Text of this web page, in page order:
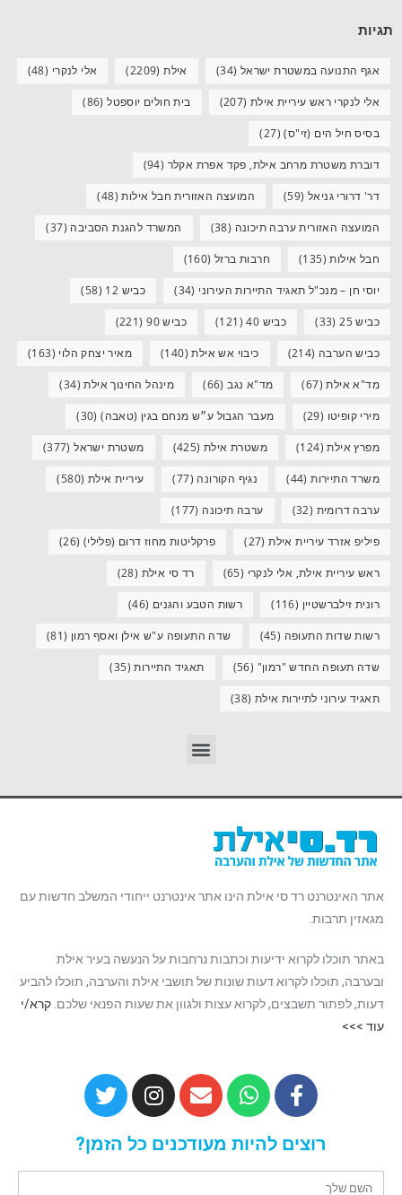
תגיות
אגף התנועה במשטרת ישראל (34) אילת(2209) אלי לנקרי (48)
אלי לנקרי ראש עיריית אילת (207) בית חולים יוספטל(86)
בסיס חיל הים (זי"ס)(27)
דוברת משטרת מרחב אילת, פקד אפרת אקלר (94)
דר' דרורי גניאל (59) המועצה האזורית חבל אילות(48)
המועצה האזורית ערבה תיכונה (38) המשרד להגנת הסביבה (37)
חבל אילות(135) חרבות ברזל (160)
יוסי חן – מנכ"ל תאגיד התיירות העירוני (34) כביש 12 (58)
כביש 25 (33) כביש 40 (121) כביש 90 (221)
כביש הערבה (214) כיבוי אש אילת(140) מאיר יצחק הלוי (163)
מד"א אילת(67) מד"א נגב(66) מינהל החינוך אילת(34)
מירי קופיטו (29) מעבר הגבול ע״ש מנחם בגין (טאבה)(30)
מפרץ אילת(124) משטרת אילת (425) משטרת ישראל(377)
משרד התיירות(44) נגיף הקורונה (77) עיריית אילת (580)
ערבה דרומית (32) ערבה תיכונה (177)
פיליפ אזרד עיריית אילת(27) פרקליטות מחוז דרום (פלילי) (26)
ראש עיריית אילת, אלי לנקרי (65) רד סי אילת (28)
רונית זילברשטיין (116) רשות הטבע והגנים (46)
רשות שדות התעופה (45) שדה התעופה ע"ש אילן ואסף רמון (81)
שדה תעופה החדש "רמון" (56) תאגיד התיירות(35)
תאגיד עירוני לתיירות אילת (38)
אתר האינטרנט רד סי אילת הינו אתר אינטרנט ייחודי המשלב חדשות עם
מגאזין תרבות.
באתר תוכלו לקרוא ידיעות וכתבות נרחבות על הנעשה בעיר אילת
ובערבה, תוכלו לקרוא דעות שונות של תושבי אילת והערבה, תוכלו להביע
דעות, לפתור תשבצים, לקרוא עצות ולגוון את שעות הפנאי שלכם. קרא/י
עוד >>>
רוצים להיות מעודכנים כל הזמן?